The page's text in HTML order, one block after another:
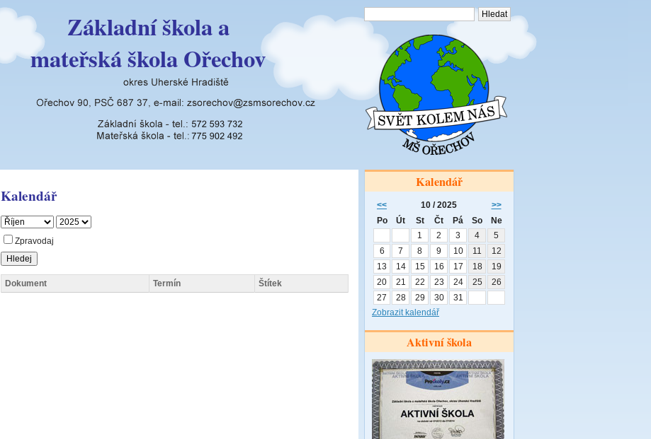
Základní škola a
mateřská škola Ořechov
Kalendář
<< 10 / 2025
>>
Po
Út St Čt Pá So
Ne
1
2 3 4
5
6
7 8 9 10 11
12
13
14 15 16 17 18
19
20
21 22 23 24 25
26
27
28 29 30
31
Zobrazit kalendář
Aktivní škola
Kalendář
Zpravodaj
Dokument Termín Štítek